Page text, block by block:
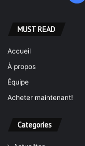
MUST READ
Accueil
À propos
Équipe
Acheter maintenant!
Categories